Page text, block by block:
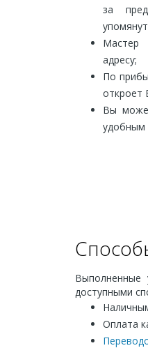
за
Мастер
адресу;
По
откроет
Вы
удобным
Выполненные
доступными
Оплата